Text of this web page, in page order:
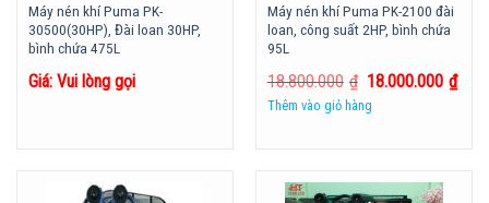
Máy nén khí Puma PK-
30500(30HP), Đài loan 30HP,
bình chứa 475L
Giá: Vui lòng gọi
Máy nén khí Puma PK-2100 đài
loan, công suất 2HP, bình chứa
95L
18.800.000 ₫ 18.000.000 ₫
Thêm vào giỏ hàng